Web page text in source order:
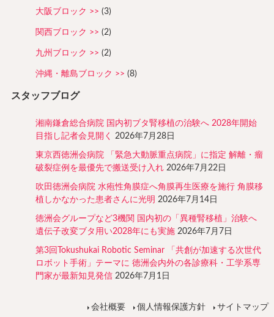
大阪ブロック (3)
関西ブロック (2)
九州ブロック (2)
沖縄・離島ブロック (8)
スタッフブログ
湘南鎌倉総合病院 国内初ブタ腎移植の治験へ 2028年開始
目指し記者会見開く
2026年7月28日
東京西徳洲会病院 「緊急大動脈重点病院」に指定 解離・瘤
破裂症例を最優先で搬送受け入れ 2026年7月22日
吹田徳洲会病院 水疱性角膜症へ角膜再生医療を施行 角膜移
植しかなかった患者さんに光明 2026年7月14日
徳洲会グループなど3機関 国内初の「異種腎移植」治験へ
遺伝子改変ブタ用い2028年にも実施 2026年7月7日
第3回Tokushukai Robotic Seminar 「共創が加速する次世代
ロボット手術」テーマに 徳洲会内外の各診療科・工学系専
門家が最新知見発信 2026年7月1日
会社概要 個人情報保護方針 サイトマップ